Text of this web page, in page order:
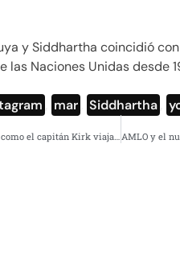
y Siddhartha coincidió
las Naciones Unidas desde
mar Siddhartha
William Shatner, mejor conocido como el capitán Kirk viajará al espacio con Jeff Bezoz